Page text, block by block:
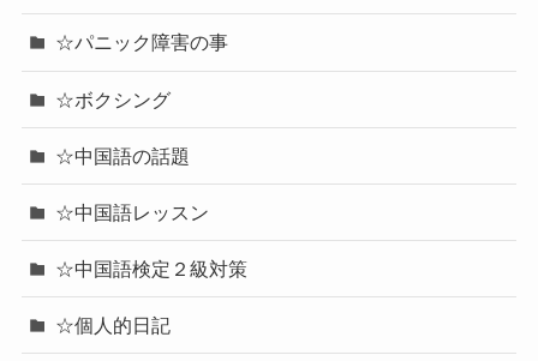
☆パニック障害の事
☆ボクシング
☆中国語の話題
☆中国語レッスン
☆中国語検定２級対策
☆個人的日記